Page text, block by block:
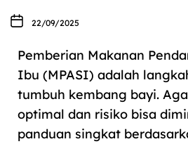
22/09/2025
Pemberian Makanan
Ibu (MPASI) adalah
tumbuh kembang bayi.
optimal dan risiko bisa
panduan singkat